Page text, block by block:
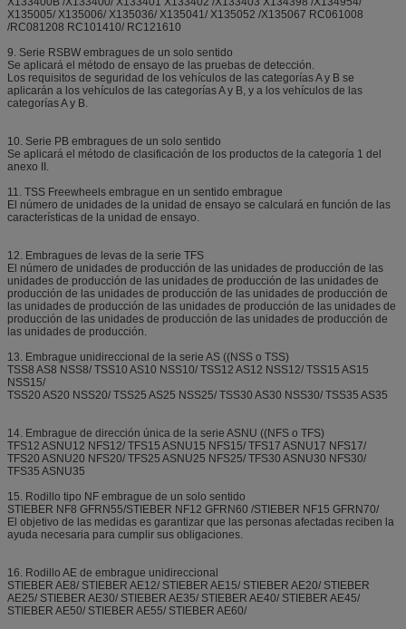
X135005/ X135006/ X135036/ X135041/ X135052 /X135067 RC061008
/RC081208 RC101410/ RC121610
9. Serie RSBW embragues de un solo sentido
Se aplicará el método de ensayo de las pruebas de detección.
Los requisitos de seguridad de los vehículos de las categorías A y B se
aplicarán a los vehículos de las categorías A y B, y a los vehículos de las
categorías A y B.
10. Serie PB embragues de un solo sentido
Se aplicará el método de clasificación de los productos de la categoría 1 del
anexo II.
11. TSS Freewheels embrague en un sentido embrague
El número de unidades de la unidad de ensayo se calculará en función de las
características de la unidad de ensayo.
12. Embragues de levas de la serie TFS
El número de unidades de producción de las unidades de producción de las
unidades de producción de las unidades de producción de las unidades de
producción de las unidades de producción de las unidades de producción de
las unidades de producción de las unidades de producción de las unidades de
producción de las unidades de producción de las unidades de producción de
las unidades de producción.
13. Embrague unidireccional de la serie AS ((NSS o TSS)
TSS8 AS8 NSS8/ TSS10 AS10 NSS10/ TSS12 AS12 NSS12/ TSS15 AS15
NSS15/
TSS20 AS20 NSS20/ TSS25 AS25 NSS25/ TSS30 AS30 NSS30/ TSS35 AS35
14. Embrague de dirección única de la serie ASNU ((NFS o TFS)
TFS12 ASNU12 NFS12/ TFS15 ASNU15 NFS15/ TFS17 ASNU17 NFS17/
TFS20 ASNU20 NFS20/ TFS25 ASNU25 NFS25/ TFS30 ASNU30 NFS30/
TFS35 ASNU35
15. Rodillo tipo NF embrague de un solo sentido
STIEBER NF8 GFRN55/STIEBER NF12 GFRN60 /STIEBER NF15 GFRN70/
El objetivo de las medidas es garantizar que las personas afectadas reciben la
ayuda necesaria para cumplir sus obligaciones.
16. Rodillo AE de embrague unidireccional
STIEBER AE8/ STIEBER AE12/ STIEBER AE15/ STIEBER AE20/ STIEBER
AE25/ STIEBER AE30/ STIEBER AE35/ STIEBER AE40/ STIEBER AE45/
STIEBER AE50/ STIEBER AE55/ STIEBER AE60/